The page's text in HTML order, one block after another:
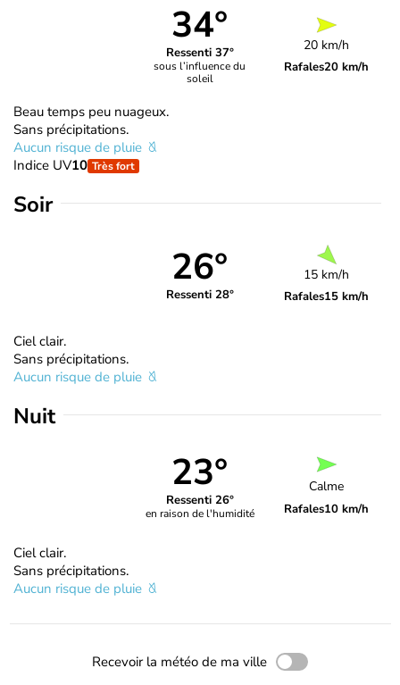
34°
Ressenti 37°
sous l’influence du
soleil
20 km/h
Rafales20 km/h
Beau temps peu nuageux.
Sans précipitations.
Aucun risque de pluie
Indice UV10 Très fort
Soir
26°
Ressenti 28°
15 km/h
Rafales15 km/h
Ciel clair.
Sans précipitations.
Aucun risque de pluie
Nuit
23°
Ressenti 26°
en raison de l'humidité
Calme
Rafales10 km/h
Ciel clair.
Sans précipitations.
Aucun risque de pluie
Recevoir la météo de ma ville